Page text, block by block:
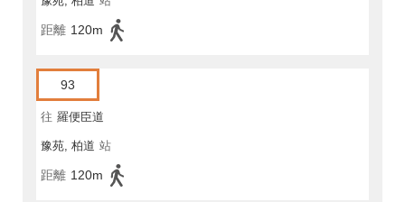
距離 120m
93
往 羅便臣道
豫苑, 柏道 站
距離 120m